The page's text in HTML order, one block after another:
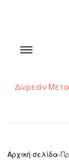
Δωρεάν
Αρχική σελίδα›